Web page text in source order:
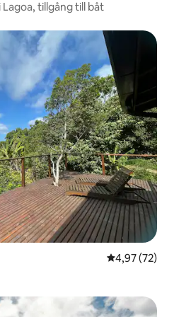
Lagoa, tillgång till båt
4,97 av 5 i
4,97 (72)